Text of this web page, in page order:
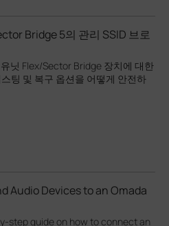
Bridge 5의 관리 SSID 브로
닛 Flex/Sector Bridge 장치에 대한
팅 및 복구 옵션을 어떻게 안전하
Audio Devices to an Omada
step guide on how to connect an